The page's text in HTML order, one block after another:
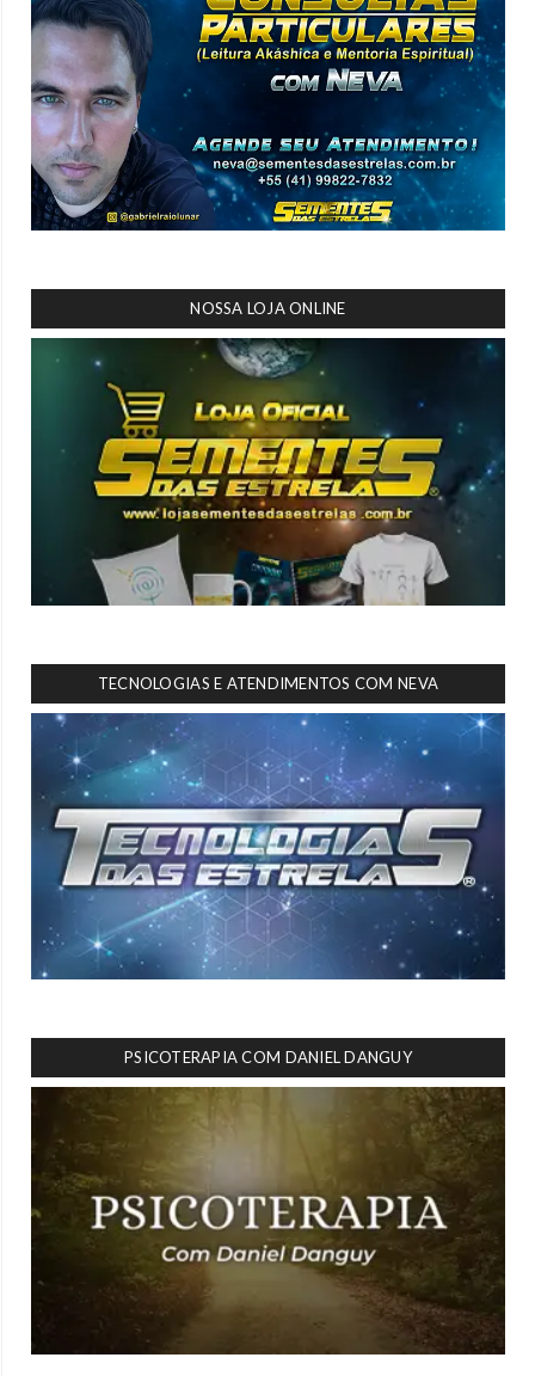
NOSSA LOJA ONLINE
TECNOLOGIAS E ATENDIMENTOS COM NEVA
PSICOTERAPIA COM DANIEL DANGUY